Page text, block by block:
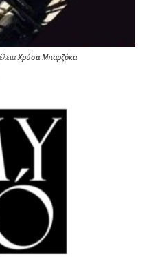
Χρύσα Μπαρζόκα